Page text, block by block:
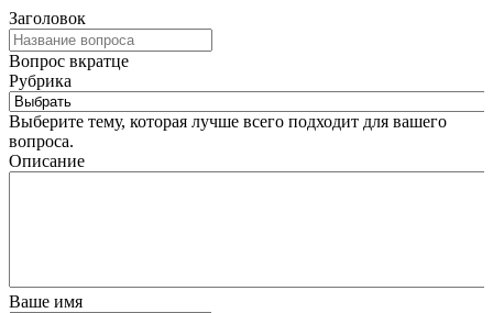
Заголовок
Вопрос вкратце
Рубрика
Выберите тему, которая лучше всего подходит для вашего
вопроса.
Описание
Ваше имя